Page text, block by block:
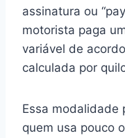
assinatura ou
motorista paga
variável de
calculada por
Essa modalidade
quem usa pouco